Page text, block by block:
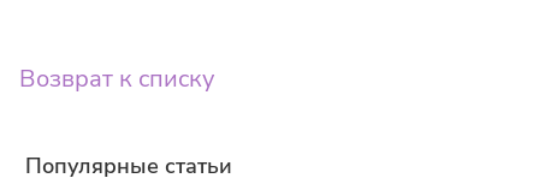
Популярные статьи
Возврат к списку